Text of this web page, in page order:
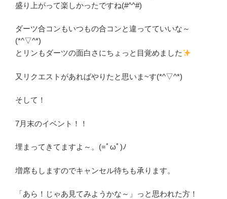
盛り上がって楽しかったですね(#^^#)
ダーツ合コンもいつもの合コンと違ってていいな～
(*^▽^*)
とリンもダーツの面白さにちょっと目覚めました
又リクエストがあればやりたと思いま~す(*^▽^*)
そして！
7月末のイベント！！
埋まってきてますよ～。(=ﾟωﾟ)ﾉ
増席もしますのでキャンセル待ちも承ります。
「あら！じゃあ見てみようかな～」っと思われた方！